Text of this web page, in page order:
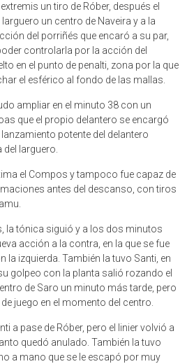
un tiro de Róber, después el
un centro de Naveira y a la
del porriñés que encaró a su par,
controlarla por la acción del
en el punto de penalti, zona por la que
el esférico al fondo de las mallas.
ampliar en el minuto 38 con un
que el propio delantero se encargó
potente del delantero
larguero.
el Compos y tampoco fue capaz de
antes del descanso, con tiros
la tónica siguió y a los dos minutos
acción a la contra, en la que se fue
la izquierda. También la tuvo Santi, en
golpeo con la planta salió rozando el
de Saro un minuto más tarde, pero
juego en el momento del centro.
a pase de Róber, pero el linier volvió a
quedó anulado. También la tuvo
a mano que se le escapó por muy